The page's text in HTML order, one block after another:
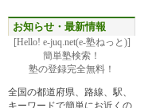
お知らせ・最新情報
[Hello! e-juq.net(e-塾ねっと)]
簡単塾検索！
塾の登録完全無料！
全国の都道府県、路線、駅、
キーワードで簡単にお近くの